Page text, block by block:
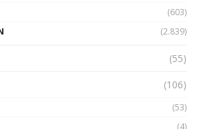
(603)
(2.839)
(55)
(106)
(53)